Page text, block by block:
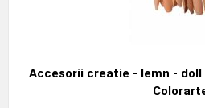
Accesorii creatie - lemn -